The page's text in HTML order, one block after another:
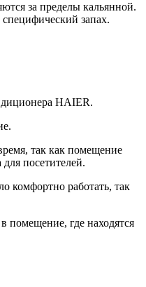
за пределы кальянной.
запах.
HAIER.
так как помещение
посетителей.
комфортно работать, так
помещение, где находятся